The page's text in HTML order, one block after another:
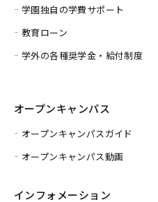
学園独自の学費サポート
教育ローン
学外の各種奨学金・給付制度
オープンキャンパス
オープンキャンパスガイド
オープンキャンパス動画
インフォメーション